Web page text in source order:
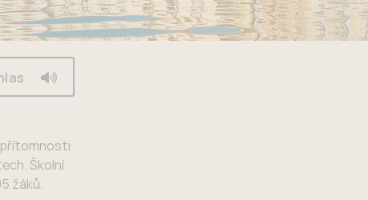
přítomnosti
Školní
žáků.